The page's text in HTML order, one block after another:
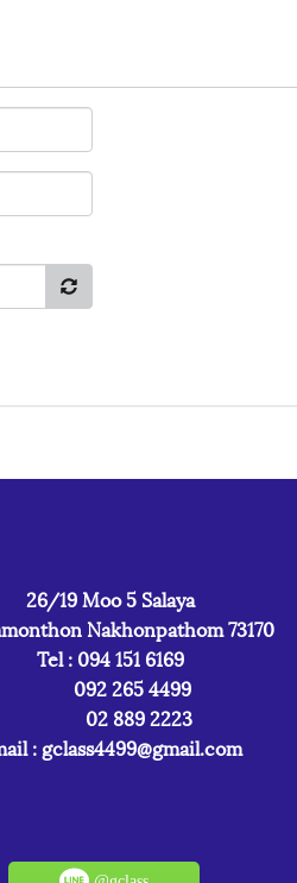
26/19 Moo 5 Salaya
Nakhonpathom 73170
Tel : 094 151 6169
092 265 4499
02 889 2223
:gclass4499@gmail.com